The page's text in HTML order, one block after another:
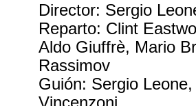
Director: Sergio
Reparto: Clint
Aldo Giuffrè, Mario
Rassimov
Guión: Sergio
Vincenzoni